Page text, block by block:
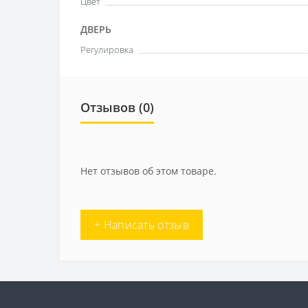
ДВЕРЬ
Регулировка
Отзывов (0)
Нет отзывов об этом товаре.
+ Написать отзыв